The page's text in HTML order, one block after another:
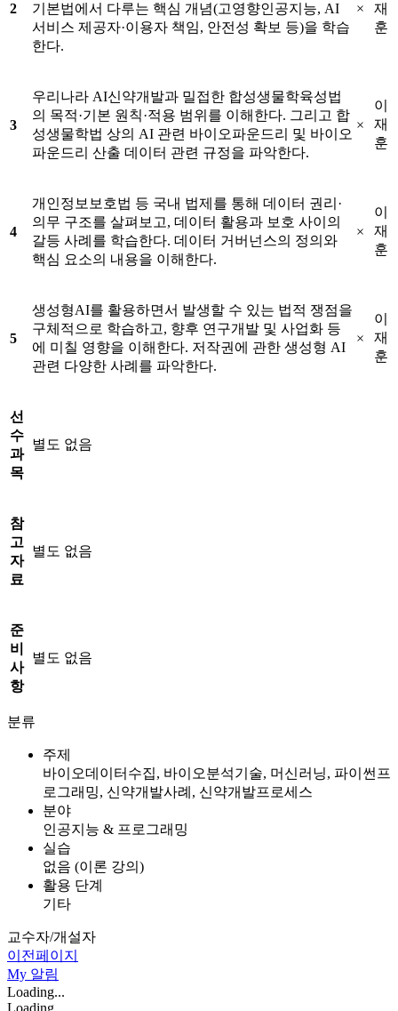
2
기본법에서 다루는 핵심 개념(고영향인공지능, AI
서비스 제공자·이용자 책임, 안전성 확보 등)을 학습
한다.
×
재
훈
3
우리나라 AI신약개발과 밀접한 합성생물학육성법
의 목적·기본 원칙·적용 범위를 이해한다. 그리고 합
성생물학법 상의 AI 관련 바이오파운드리 및 바이오
파운드리 산출 데이터 관련 규정을 파악한다.
×
이
재
훈
4
개인정보보호법 등 국내 법제를 통해 데이터 권리·
의무 구조를 살펴보고, 데이터 활용과 보호 사이의
갈등 사례를 학습한다. 데이터 거버넌스의 정의와
핵심 요소의 내용을 이해한다.
×
이
재
훈
5
생성형AI를 활용하면서 발생할 수 있는 법적 쟁점을
구체적으로 학습하고, 향후 연구개발 및 사업화 등
에 미칠 영향을 이해한다. 저작권에 관한 생성형 AI
관련 다양한 사례를 파악한다.
×
이
재
훈
선
수
과
목
별도 없음
참
고
자
료
별도 없음
준
비
사
항
별도 없음
분류
주제
바이오데이터수집, 바이오분석기술, 머신러닝, 파이썬프
로그래밍, 신약개발사례, 신약개발프로세스
분야
인공지능 & 프로그래밍
실습
없음 (이론 강의)
활용 단계
기타
교수자/개설자
이전페이지
My 알림
Loading...
Loading...